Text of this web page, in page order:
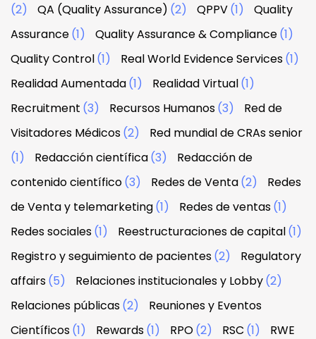
(2) QA (Quality Assurance) (2) QPPV(1)
Quality
Assurance(1) Quality Assurance & Compliance(1)
Quality Control(1) Real World Evidence Services(1)
Realidad Aumentada(1) Realidad Virtual(1)
Recruitment (3) Recursos Humanos(3)
Red de
Visitadores Médicos(2)
Red mundial de CRAs senior
(1)
Redacción científica(3)
Redacción de
contenido científico(3) Redes de Venta(2)
Redes
de Venta y telemarketing(1) Redes de ventas(1)
Redes sociales(1) Reestructuraciones de capital(1)
Registro y seguimiento de pacientes(2)
Regulatory
affairs(5) Relaciones institucionales y Lobby(2)
Relaciones públicas(2)
Reuniones y Eventos
Científicos(1) Rewards(1) RPO(2) RSC (1)
RWE